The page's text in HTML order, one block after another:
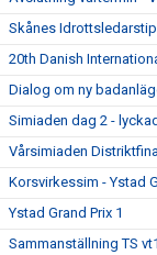
Skånes
20th Danish
Dialog om ny
Simiaden dag 2 -
Vårsimiaden
Korsvirkessim - Ystad
Ystad Grand Prix 1
Sammanställning TS